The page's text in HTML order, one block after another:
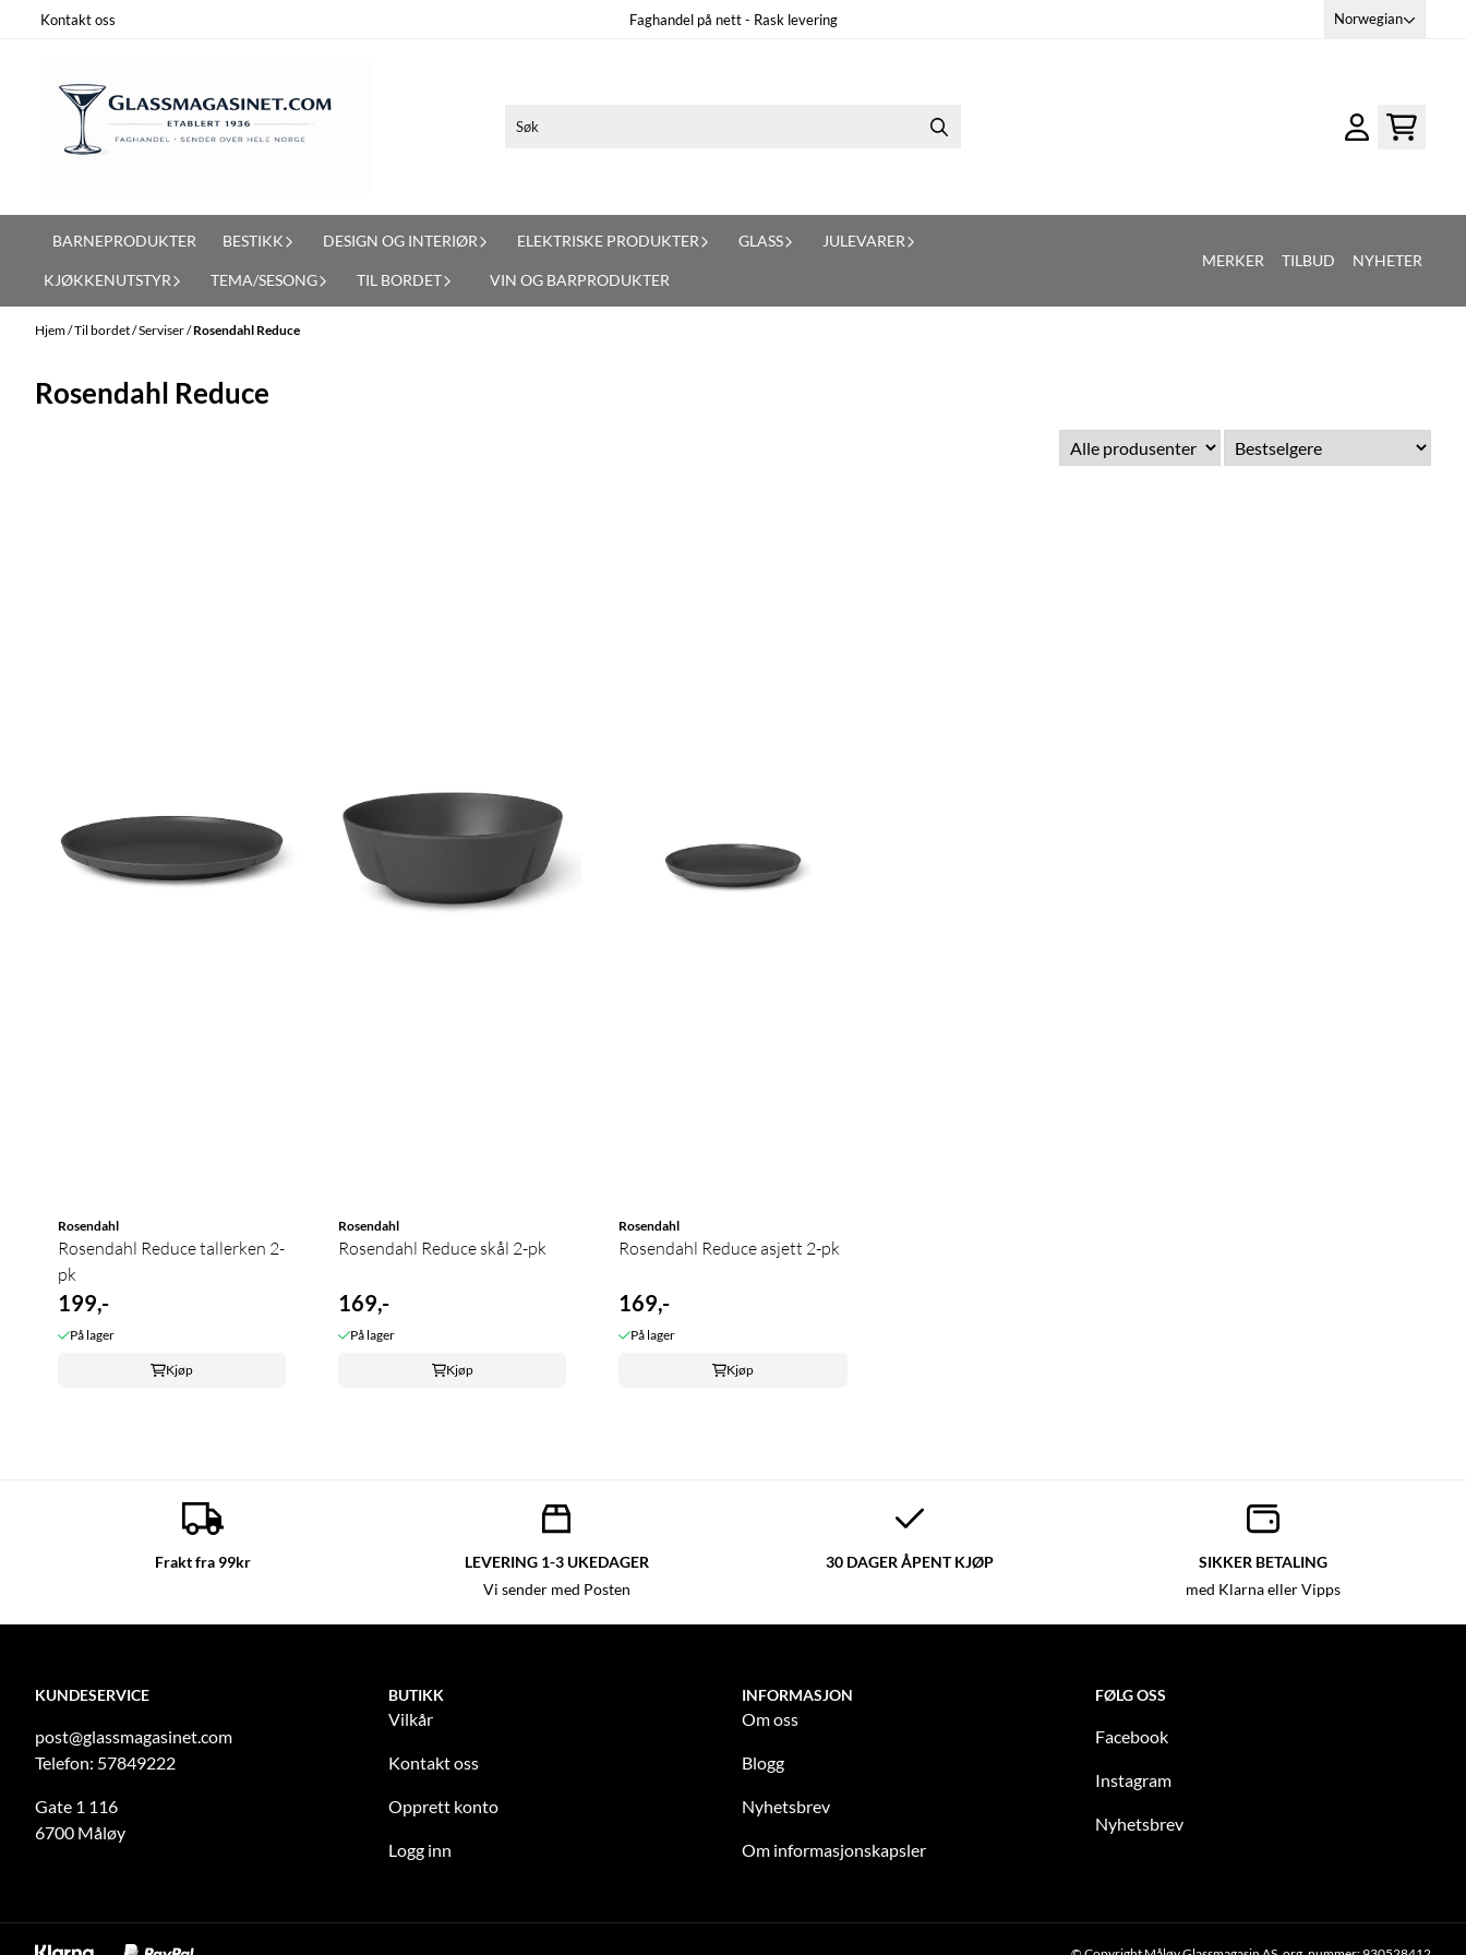
Hopp til innhold
Kontakt oss Faghandel på nett - Rask levering Norwegian
BARNEPRODUKTER BESTIKK DESIGN OG INTERIØR ELEKTRISKE PRODUKTER GLASS JULEVARER
KJØKKENUTSTYR TEMA/SESONG TIL BORDET VIN OG BARPRODUKTER
MERKER TILBUD NYHETER
Hjem/Til bordet/Serviser/Rosendahl Reduce
Rosendahl Reduce
Rosendahl
Rosendahl Reduce tallerken 2-
pk
199,-
På lager
Kjøp
Rosendahl
Rosendahl Reduce skål 2-pk
169,-
På lager
Kjøp
Rosendahl
Rosendahl Reduce asjett 2-pk
169,-
På lager
Kjøp
Frakt fra 99kr LEVERING 1-3 UKEDAGER
Vi sender med Posten
30 DAGER ÅPENT KJØP SIKKER BETALING
med Klarna eller Vipps
KUNDESERVICE
post@glassmagasinet.com
Telefon: 57849222
Gate 1 116
6700 Måløy
BUTIKK
Vilkår
Kontakt oss
Opprett konto
Logg inn
INFORMASJON
Om oss
Blogg
Nyhetsbrev
Om informasjonskapsler
FØLG OSS
Facebook
Instagram
Nyhetsbrev